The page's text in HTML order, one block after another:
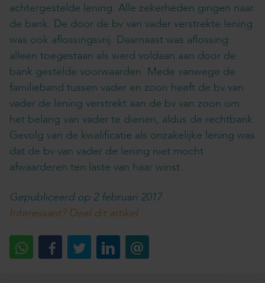
achtergestelde lening. Alle zekerheden gingen naar
de bank. De door de bv van vader verstrekte lening
was ook aflossingsvrij. Daarnaast was aflossing
alleen toegestaan als werd voldaan aan door de
bank gestelde voorwaarden. Mede vanwege de
familieband tussen vader en zoon heeft de bv van
vader de lening verstrekt aan de bv van zoon om
het belang van vader te dienen, aldus de rechtbank.
Gevolg van de kwalificatie als onzakelijke lening was
dat de bv van vader de lening niet mocht
afwaarderen ten laste van haar winst.
Gepubliceerd op 2 februari 2017
Interessant? Deel dit artikel